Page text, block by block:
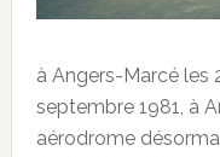
à Angers-Marcé les
septembre 1981, à
aérodrome